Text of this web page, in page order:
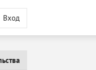
Вход